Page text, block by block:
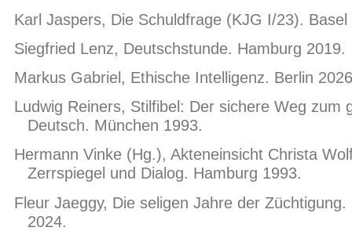
Karl Jaspers, Die Schuldfrage (KJG I/23). Basel
Siegfried Lenz, Deutschstunde. Hamburg 2019.
Markus Gabriel, Ethische Intelligenz. Berlin
Ludwig Reiners, Stilfibel: Der sichere Weg zum
Deutsch. München 1993.
Hermann Vinke (Hg.), Akteneinsicht Christa
Zerrspiegel und Dialog. Hamburg 1993.
Fleur Jaeggy, Die seligen Jahre der Züchtigung.
2024.